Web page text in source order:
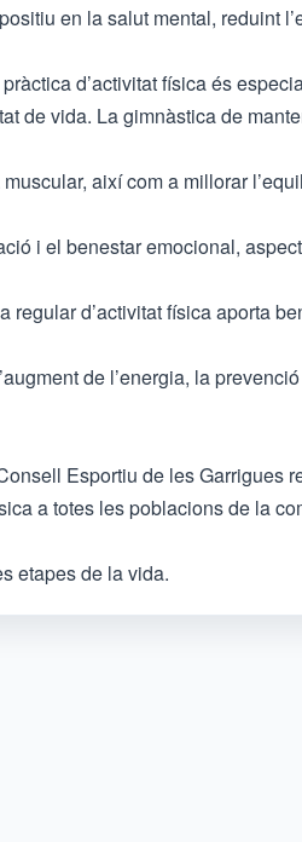
en la salut mental, reduint
d’activitat física és
de vida. La gimnàstica de
així com a millorar
i el benestar emocional,
regular d’activitat física aporta
de l’energia, la
Esportiu de les Garrigues
a totes les poblacions de la
etapes de la vida.